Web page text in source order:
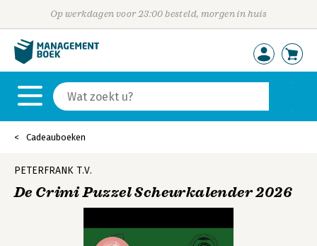
Op werkdagen voor 23:00 besteld, morgen in huis
Cadeauboeken
PETERFRANK T.V.
De Crimi Puzzel Scheurkalender 2026